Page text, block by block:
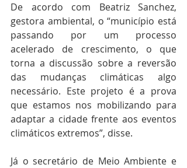
De acordo com Beatriz Sanchez,
gestora ambiental, o “município está
passando por um processo
acelerado de crescimento, o que
torna a discussão sobre a reversão
das mudanças climáticas algo
necessário. Este projeto é a prova
que estamos nos mobilizando para
adaptar a cidade frente aos eventos
climáticos extremos”, disse.
Já o secretário de Meio Ambiente e